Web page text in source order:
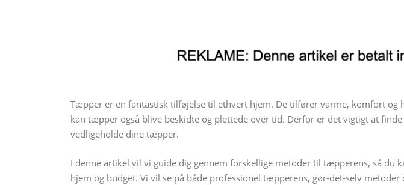
Tæpper er en fantastisk tilføjelse til ethvert hjem. De tilfører varme, komfort og
kan tæpper også blive beskidte og plettede over tid. Derfor er det vigtigt at
vedligeholde dine tæpper.
I denne artikel vil vi guide dig gennem forskellige metoder til tæpperens, så du
hjem og budget. Vi vil se på både professionel tæpperens, gør-det-selv